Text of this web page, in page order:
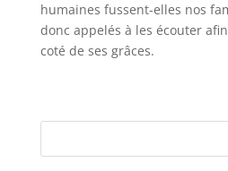
humaines fussent-elles nos
donc appelés à les écouter
coté de ses grâces.